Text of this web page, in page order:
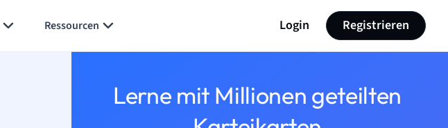
Ressourcen Login Registrieren
Lerne mit Millionen geteilten